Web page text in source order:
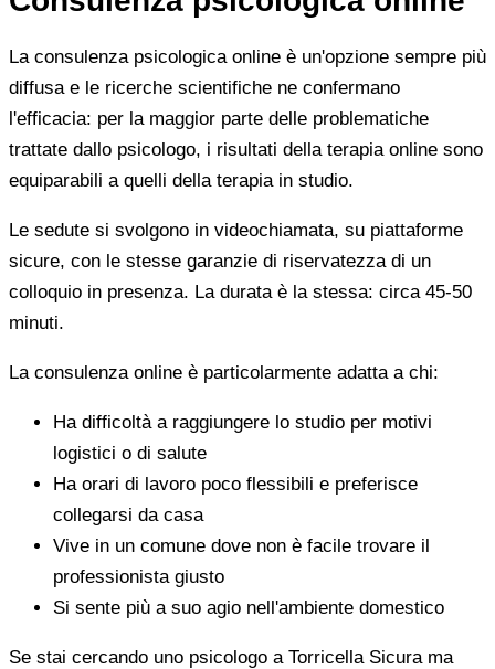
La consulenza psicologica online è un'opzione sempre più
diffusa e le ricerche scientifiche ne confermano
l'efficacia: per la maggior parte delle problematiche
trattate dallo psicologo, i risultati della terapia online sono
equiparabili a quelli della terapia in studio.
Le sedute si svolgono in videochiamata, su piattaforme
sicure, con le stesse garanzie di riservatezza di un
colloquio in presenza. La durata è la stessa: circa 45-50
minuti.
La consulenza online è particolarmente adatta a chi:
Ha difficoltà a raggiungere lo studio per motivi
logistici o di salute
Ha orari di lavoro poco flessibili e preferisce
collegarsi da casa
Vive in un comune dove non è facile trovare il
professionista giusto
Si sente più a suo agio nell'ambiente domestico
Se stai cercando uno psicologo a Torricella Sicura ma